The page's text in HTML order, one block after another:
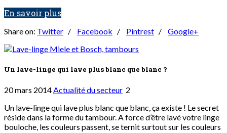
En savoir plus
Share on: Twitter / Facebook / Pintrest / Google+
Un lave-linge qui lave plus blanc que blanc ?
20 mars 2014Actualité du secteur 2
Un lave-linge qui lave plus blanc que blanc, ça existe ! Le secret
réside dans la forme du tambour. A force d’être lavé votre linge
bouloche, les couleurs passent, se ternit surtout sur les couleurs